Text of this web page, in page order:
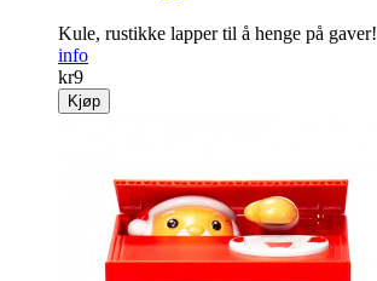
Kule, rustikke lapper til å henge på gaver!
info
kr9
Kjøp